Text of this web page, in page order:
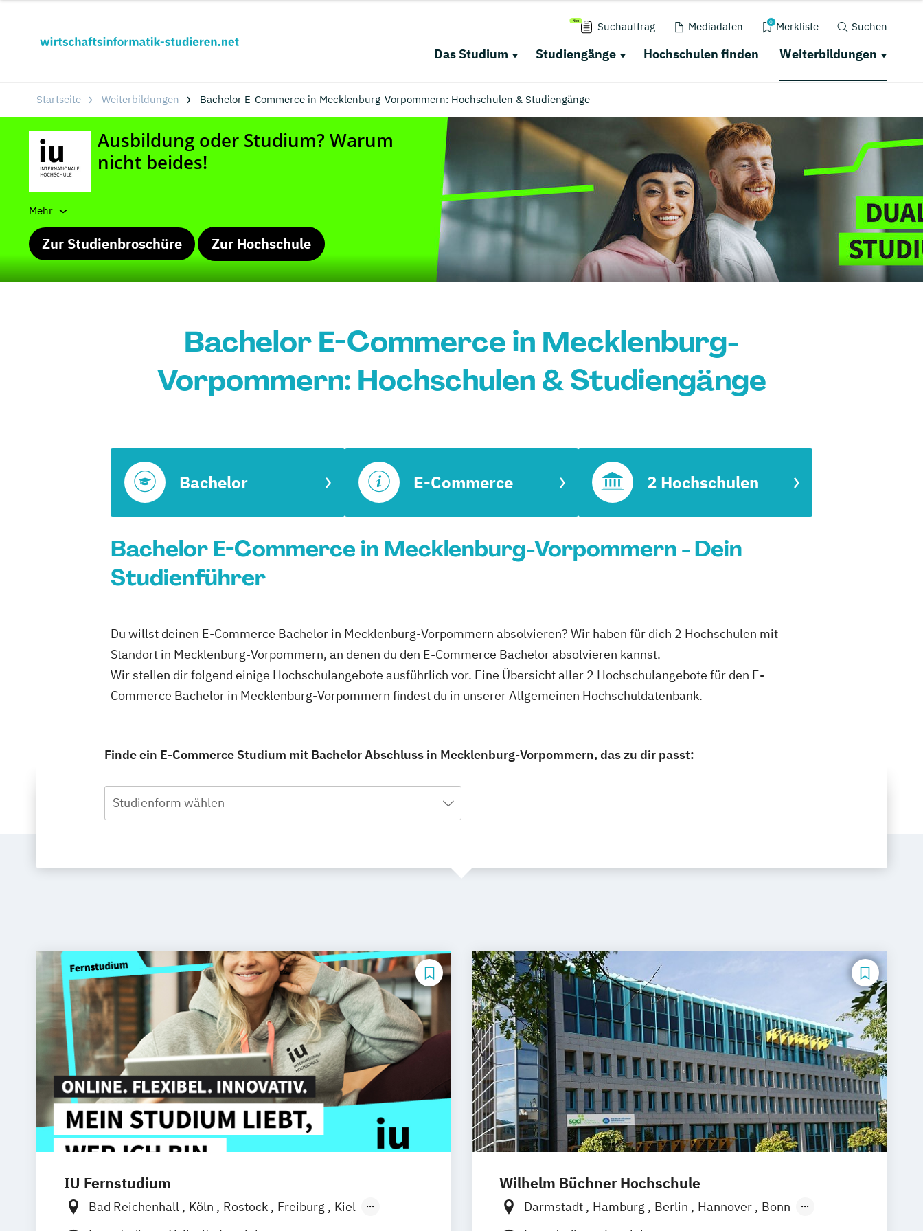
Suchauftrag Mediadaten 0 Merkliste Suchen
Das Studium Studiengänge Hochschulen finden Weiterbildungen
Startseite Weiterbildungen Bachelor E-Commerce in Mecklenburg-Vorpommern: Hochschulen & Studiengänge
Mehr
Zur Studienbroschüre Zur Hochschule
Bachelor E-Commerce in Mecklenburg-
Vorpommern: Hochschulen & Studiengänge
Bachelor E-Commerce 2 Hochschulen
Bachelor E-Commerce in Mecklenburg-Vorpommern - Dein
Studienführer
Du willst deinen E-Commerce Bachelor in Mecklenburg-Vorpommern absolvieren? Wir haben für dich 2 Hochschulen mit
Standort in Mecklenburg-Vorpommern, an denen du den E-Commerce Bachelor absolvieren kannst.
Wir stellen dir folgend einige Hochschulangebote ausführlich vor. Eine Übersicht aller 2 Hochschulangebote für den E-
Commerce Bachelor in Mecklenburg-Vorpommern findest du in unserer Allgemeinen Hochschuldatenbank.
Finde ein E-Commerce Studium mit Bachelor Abschluss in Mecklenburg-Vorpommern, das zu dir passt:
Studienform wählen
IU Fernstudium
Bad Reichenhall Köln Rostock Freiburg
Kiel
Frankfurt am Main
Stuttgart
Wilhelm Büchner Hochschule
Darmstadt Hamburg Berlin Hannover
Bonn
Nürnberg
München